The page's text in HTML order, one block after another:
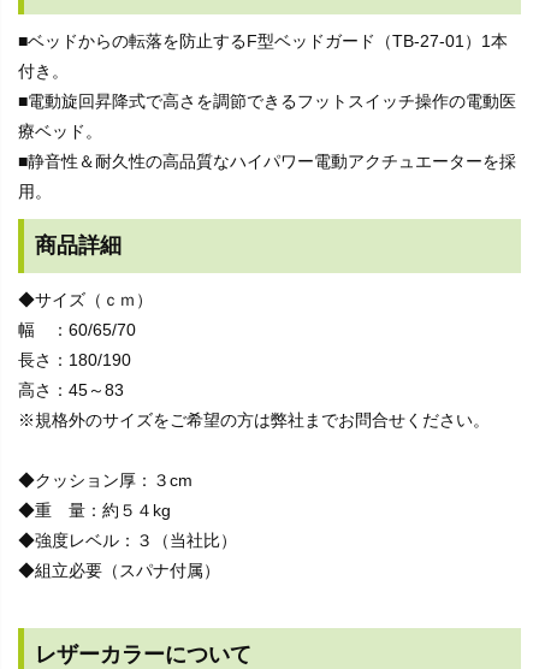
■ベッドからの転落を防止するF型ベッドガード（TB-27-01）1本
付き。
■電動旋回昇降式で高さを調節できるフットスイッチ操作の電動医
療ベッド。
■静音性＆耐久性の高品質なハイパワー電動アクチュエーターを採
用。
商品詳細
◆サイズ（ｃｍ）
幅 ：60/65/70
長さ：180/190
高さ：45～83
※規格外のサイズをご希望の方は弊社までお問合せください。
◆クッション厚：３cm
◆重 量：約５４kg
◆強度レベル：３（当社比）
◆組立必要（スパナ付属）
レザーカラーについて